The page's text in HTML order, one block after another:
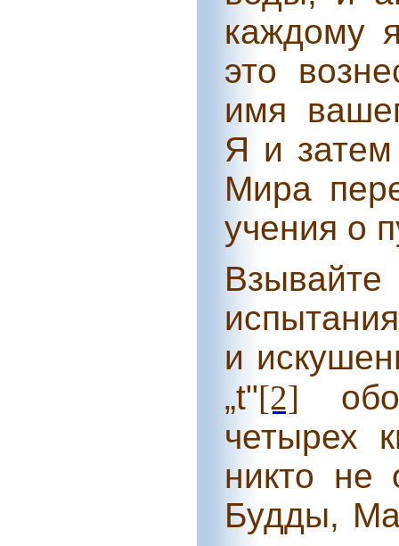
каждому
это
имя
Я и затем
Мира
учения о
и
„t"[2]
четырех
никто не
Будды,